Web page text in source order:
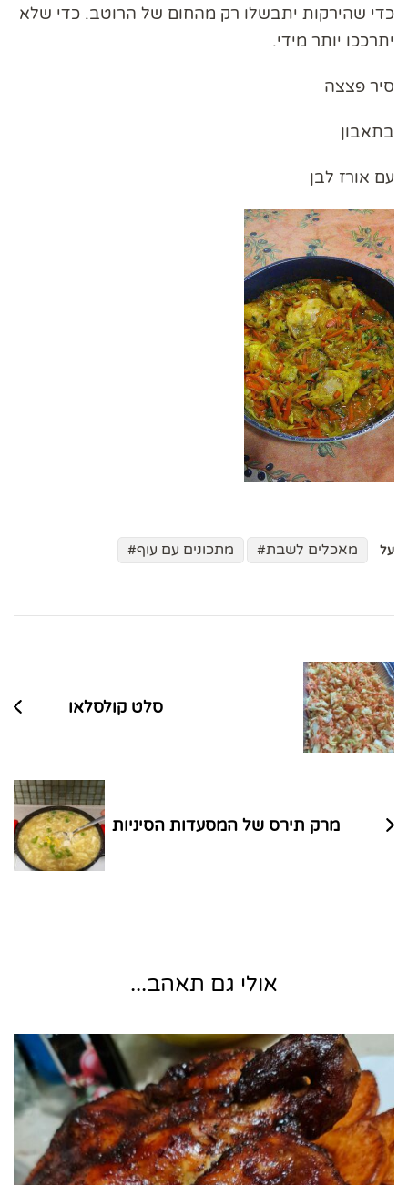
כדי שהירקות יתבשלו רק מהחום של הרוטב. כדי שלא
יתרככו יותר מידי.
סיר פצצה
בתאבון
עם אורז לבן
על מאכלים לשבת מתכונים עם עוף
בפוסטים
סלט קולסלאו
מרק תירס של המסעדות הסיניות
אולי גם תאהב...